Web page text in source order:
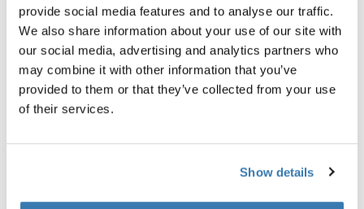
provide social media features and to analyse our traffic.
We also share information about your use of our site with
our social media, advertising and analytics partners who
may combine it with other information that you’ve
provided to them or that they’ve collected from your use
of their services.
Show details
Toggle features
Tutte le caratteristiche